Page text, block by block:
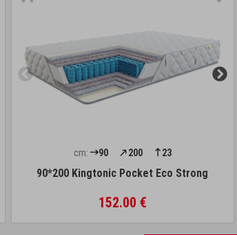
cm: 90 200 23
90*200 Kingtonic Pocket Eco Strong
152.00 €